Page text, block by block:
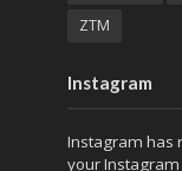
ZTM
Instagram
Instagram has
your Instagram